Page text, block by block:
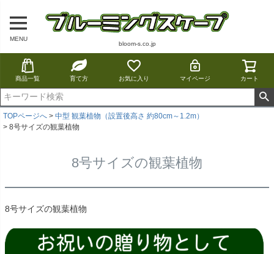
MENU
bloom-s.co.jp
商品一覧 育て方 お気に入り マイページ カート
TOPページへ
中型 観葉植物（設置後高さ 約80cm～1.2m）
8号サイズの観葉植物
8号サイズの観葉植物
8号サイズの観葉植物